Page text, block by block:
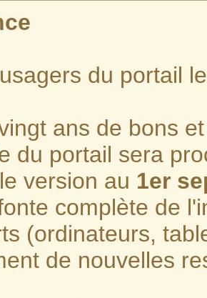
du portail
ans de bons
du portail sera
version au 1er
complète de
(ordinateurs,
de nouvelles